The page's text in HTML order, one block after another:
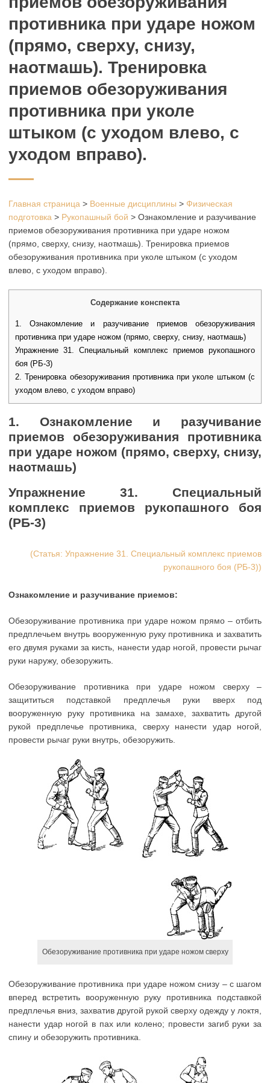
противника при ударе ножом
(прямо, сверху, снизу,
наотмашь). Тренировка
приемов обезоруживания
противника при уколе
штыком (с уходом влево, с
уходом вправо).
Главная страница > Военные дисциплины > Физическая
подготовка > Рукопашный бой > Ознакомление и разучивание
приемов обезоруживания противника при ударе ножом
(прямо, сверху, снизу, наотмашь). Тренировка приемов
обезоруживания противника при уколе штыком (с уходом
влево, с уходом вправо).
Содержание конспекта
1. Ознакомление и разучивание приемов обезоруживания
противника при ударе ножом (прямо, сверху, снизу, наотмашь)
Упражнение 31. Специальный комплекс приемов рукопашного
боя (РБ-3)
2. Тренировка обезоруживания противника при уколе штыком (с
уходом влево, с уходом вправо)
1. Ознакомление и разучивание
приемов обезоруживания противника
при ударе ножом (прямо, сверху, снизу,
наотмашь)
Упражнение 31. Специальный
комплекс приемов рукопашного боя
(РБ-3)
(Статья: Упражнение 31. Специальный комплекс приемов
рукопашного боя (РБ-3))
Ознакомление и разучивание приемов:
Обезоруживание противника при ударе ножом прямо – отбить
предплечьем внутрь вооруженную руку противника и захватить
его двумя руками за кисть, нанести удар ногой, провести рычаг
руки наружу, обезоружить.
Обезоруживание противника при ударе ножом сверху –
защититься подставкой предплечья руки вверх под
вооруженную руку противника на замахе, захватить другой
рукой предплечье противника, сверху нанести удар ногой,
провести рычаг руки внутрь, обезоружить.
Обезоруживание противника при ударе ножом сверху
Обезоруживание противника при ударе ножом снизу – с шагом
вперед встретить вооруженную руку противника подставкой
предплечья вниз, захватив другой рукой сверху одежду у локтя,
нанести удар ногой в пах или колено; провести загиб руки за
спину и обезоружить противника.